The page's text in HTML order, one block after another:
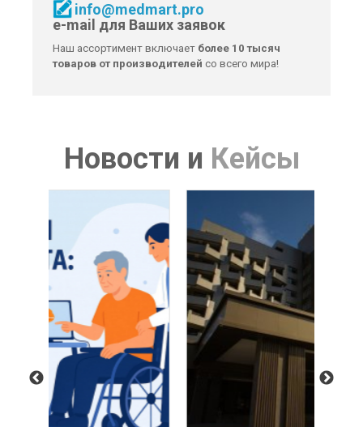
info@medmart.pro
e-mail для Ваших заявок
Наш ассортимент включает более 10 тысяч
товаров от производителей со всего мира!
Новости и Кейсы